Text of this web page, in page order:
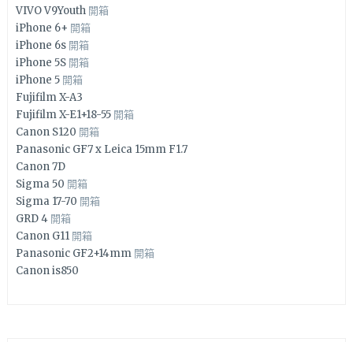
VIVO V9Youth 開箱
iPhone 6+ 開箱
iPhone 6s 開箱
iPhone 5S 開箱
iPhone 5 開箱
Fujifilm X-A3
Fujifilm X-E1+18-55 開箱
Canon S120 開箱
Panasonic GF7 x Leica 15mm F1.7
Canon 7D
Sigma 50 開箱
Sigma 17-70 開箱
GRD 4 開箱
Canon G11 開箱
Panasonic GF2+14mm 開箱
Canon is850